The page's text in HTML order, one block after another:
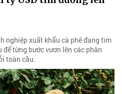
nghiệp xuất khẩu cà phê đang tìm
để từng bước vươn lên các phân
toàn cầu.